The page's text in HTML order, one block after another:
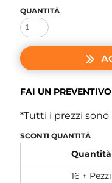
QUANTITÀ
FAI UN
*Tutti i prezzi sono
SCONTI QUANTITÀ
Quantità
16 + Pezzi